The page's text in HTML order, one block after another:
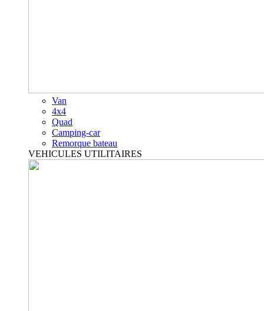
Van
4x4
Quad
Camping-car
Remorque bateau
VEHICULES UTILITAIRES